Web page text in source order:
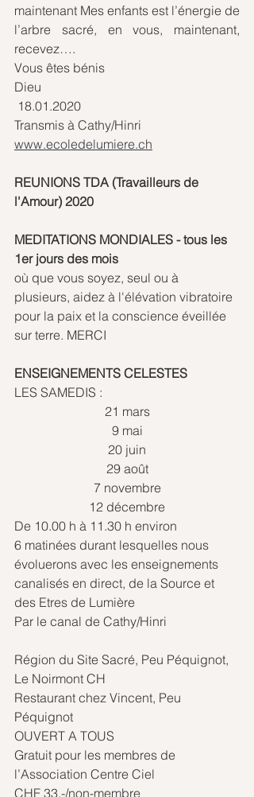
maintenant Mes enfants est l’énergie de
l’arbre sacré, en vous, maintenant,
recevez….
Vous êtes bénis
Dieu
18.01.2020
Transmis à Cathy/Hinri
www.ecoledelumiere.ch
REUNIONS TDA (Travailleurs de
l'Amour) 2020
MEDITATIONS MONDIALES - tous les
1er jours des mois
où que vous soyez, seul ou à
plusieurs, aidez à l'élévation vibratoire
pour la paix et la conscience éveillée
sur terre. MERCI
ENSEIGNEMENTS CELESTES
LES SAMEDIS :
21 mars
9 mai
20 juin
29 août
7 novembre
12 décembre
De 10.00 h à 11.30 h environ
6 matinées durant lesquelles nous
évoluerons avec les enseignements
canalisés en direct, de la Source et
des Etres de Lumière
Par le canal de Cathy/Hinri
Région du Site Sacré, Peu Péquignot,
Le Noirmont CH
Restaurant chez Vincent, Peu
Péquignot
OUVERT A TOUS
Gratuit pour les membres de
l’Association Centre Ciel
CHF 33.-/non-membre